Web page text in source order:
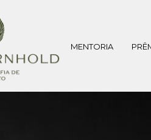
MENTORIA